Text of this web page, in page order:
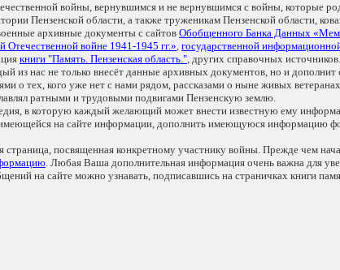
войны, вернувшимся и не вернувшимся с войны, которые
Пензенской области, а также труженикам Пензенской области,
архивные документы с сайтов Обобщенного Банка Данных
войне 1941-1945 гг.», государственной
книги "Память. Пензенская область.", других справочных источников.
из нас не только внесёт данные архивных документов, но и
о тех, кого уже нет с нами рядом, рассказами о ныне живых
ратными и трудовыми подвигами Пензенскую землю.
в которую каждый желающий может внести известную ему
на сайте информации, дополнить имеющуюся информацию
страница, посвященная конкретному участнику войны. Прежде чем
. Любая Ваша дополнительная информация очень важна для
на сайте можно узнавать, подписавшись на страничках книги